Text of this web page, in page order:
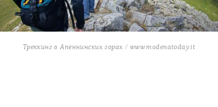
Треккинг в Апеннинских горах / www.modenatoday.it